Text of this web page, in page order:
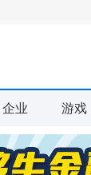
企业 游戏